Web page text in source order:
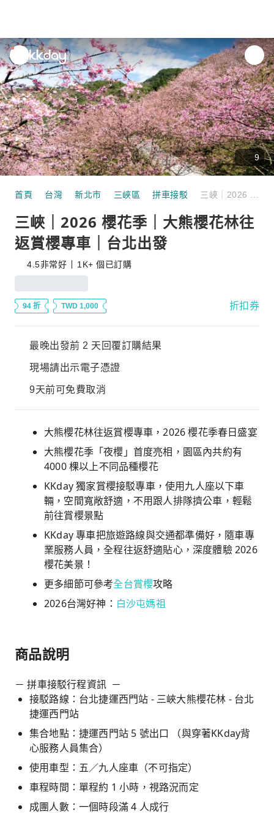
unread
notifications
9
首頁 台灣 新北市 三峽區 拼車接駁
三峽｜2026 櫻花季｜大熊櫻花林往
返賞櫻專車｜台北出發
4.5非常好 1K+ 個已訂購
94 折 TWD 1,000 折扣券
最晚出發前 2 天回覆訂購結果
現場請出示電子憑證
9天前可免費取消
大熊櫻花林往返賞櫻專車，2026 櫻花季春日盛宴
大熊櫻花季「夜櫻」首度亮相，園區內共約有
4000 棵以上不同品種櫻花
KKday 獨家賞櫻接駁專車，使用九人座以下車
輛，空間寬敞舒適，不用跟人排隊擠公車，輕鬆
前往賞櫻景點
KKday 專車把旅遊路線與交通都準備好，隨車專
業服務人員，全程往返舒適貼心，深度體驗 2026
櫻花美景！
更多細節可參考全台賞櫻攻略
2026台灣好神： 白沙屯媽祖
商品說明
－ 拼車接駁行程資訊 －
接駁路線：台北捷運西門站 - 三峽大熊櫻花林 - 台北
捷運西門站
集合地點：捷運西門站 5 號出口 （與穿著KKday背
心服務人員集合）
使用車型：五／九人座車（不可指定）
車程時間：單程約 1 小時，視路況而定
成團人數：一個時段滿 4 人成行